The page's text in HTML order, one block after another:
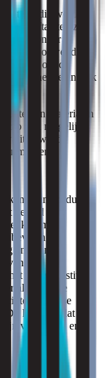
die worden
ftalaten zijn
waaronder
Hoewel de
om de
blijft het belangrijk
en materialen
zo min mogelijk
wordt
aan producten
gebied van
keurmerk
en
en geen
het Duitse Instituut
die we
Europese
houdt in dat de
voor mens en